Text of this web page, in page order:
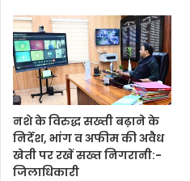
नशे के विरुद्ध सख्ती बढ़ाने के
निर्देश, भांग व अफीम की अवैध
खेती पर रखें सख्त निगरानी:-
जिलाधिकारी